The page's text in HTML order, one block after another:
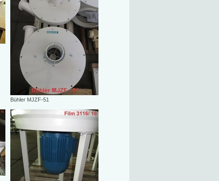
Bühler MJZF-51